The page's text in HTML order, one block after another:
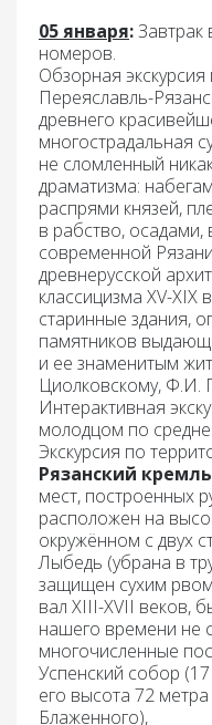
05 января:Завтрак
номеров.
Обзорная экскурсия
Переяславль-
древнего
многострадальная
не сломленный
драматизма:
распрями князей,
в рабство,
современной
древнерусской
классицизма ХV-ХIХ
старинные здания,
памятников
и ее знаменитым
Циолковскому, Ф.И.
Интерактивная
молодцом по
Экскурсия по
Рязанский кремль
мест, построенных
расположен на
окружённом с двух
Лыбедь (убрана в
защищен сухим
вал XIII-XVII веков,
нашего времени не
многочисленные
Успенский собор
его высота 72
Блаженного),